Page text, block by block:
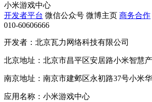
小米游戏中心
开发者平台 微信公众号 微博主页 商务合作
010-60606666
开发者：北京瓦力网络科技有限公司
北京地址：北京市昌平区安居路小米智慧
南京地址：南京市建邺区永初路37号小米
应用名称：小米游戏中心